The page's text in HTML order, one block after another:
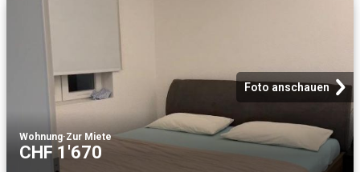
Foto anschauen
Wohnung·Zur Miete
CHF 1'670